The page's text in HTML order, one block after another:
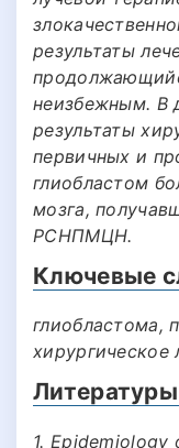
результаты
неизбежным. В
результаты
первичных и
глиобластом
мозга,
РСНПМЦН.
Ключевые
глиобластома,
хирургическое
Литературы
1. Epidemiology